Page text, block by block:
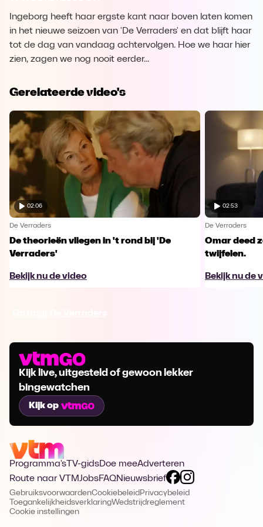
Ingeborg heeft haar ergste kant naar boven laten komen
in het nieuwe seizoen van 'De Verraders' en dat blijft haar
tot de dag van vandaag achtervolgen. Hoe we haar hier
zien, zagen we nog nooit eerder...
Gerelateerde video's
02:06
De Verraders
De theorieën vliegen in 't rond bij 'De
Verraders'
Bekijk nu de video
02:53
De Verraders
Omar deed
twijfelen.
Bekijk nu de
Kijk live, uitgesteld of gewoon lekker
bingewatchen
Kijk op
Programma's TV-gidsDoe meeAdverteren
Route naar VTMJobsFAQNieuwsbrief
GebruiksvoorwaardenCookiebeleid Privacybeleid
ToegankelijkheidsverklaringWedstrijdreglement
Cookie instellingen